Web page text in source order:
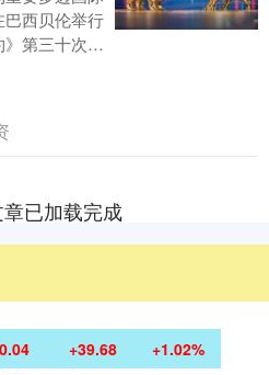
西贝伦举行
第三十次缔
翰内斯堡举
已加载完成
+39.68 +1.02%